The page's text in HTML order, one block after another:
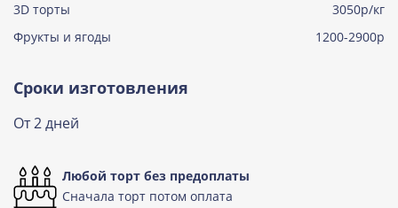
3D торты
3050р/кг
Фрукты и ягоды
1200-2900р
Сроки изготовления
От 2 дней
Любой торт без предоплаты
Сначала торт потом оплата